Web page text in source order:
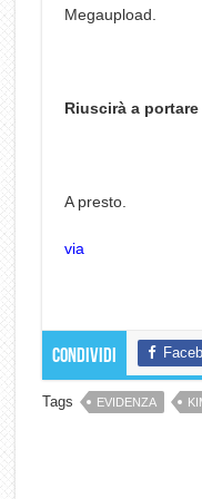
Megaupload.
Riuscirà a
A presto.
via
Condividi
Tags EVIDENZA